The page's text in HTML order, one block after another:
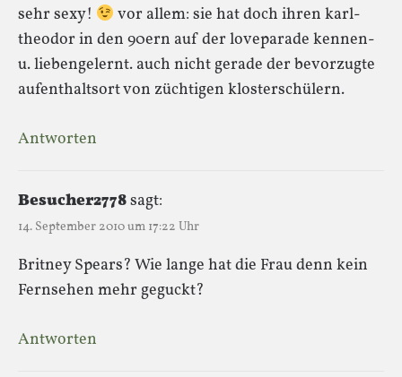
sehr sexy!
vor allem: sie hat doch ihren karl-
theodor in den 90ern auf der loveparade kennen-
u. liebengelernt. auch nicht gerade der bevorzugte
aufenthaltsort von züchtigen klosterschülern.
Antworten
Besucher2778sagt:
14. September 2010 um 17:22 Uhr
Britney Spears? Wie lange hat die Frau denn kein
Fernsehen mehr geguckt?
Antworten